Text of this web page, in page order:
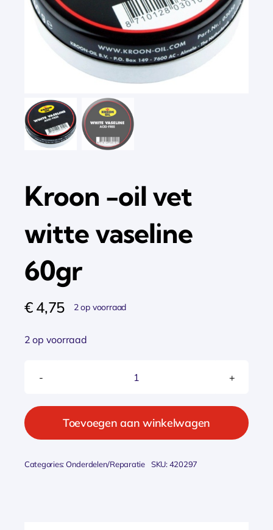
Kroon -oil vet
witte vaseline
60gr
€4,75 2 op voorraad
2 op voorraad
Kroon
oil
vaseline
Toevoegen aan winkelwagen
Categories:Onderdelen/Reparatie SKU:420297